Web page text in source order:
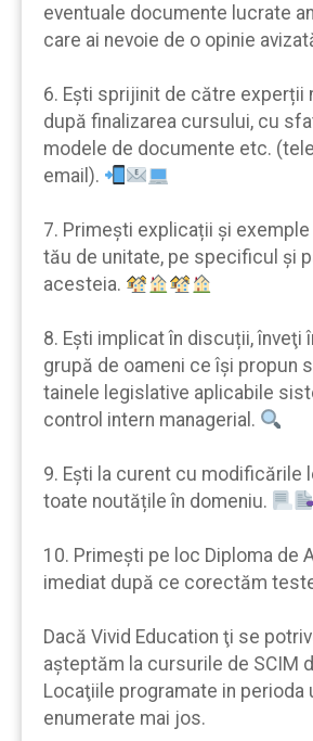
eventuale documente lucrate
care ai nevoie de o opinie
6. Eşti sprijinit de către experții
după finalizarea cursului, cu
modele de documente etc.
email).
7. Primeşti explicații şi exemple
tău de unitate, pe specificul şi
acesteia.
8. Eşti implicat în discuții, înveţi
grupă de oameni ce îşi propun
tainele legislative aplicabile
control intern managerial.
9. Eşti la curent cu modificările
toate noutățile în domeniu.
10. Primeşti pe loc Diploma de
imediat după ce corectăm
Dacă Vivid Education ţi se
aşteptăm la cursurile de SCIM
Locaţiile programate in perioda
enumerate mai jos.